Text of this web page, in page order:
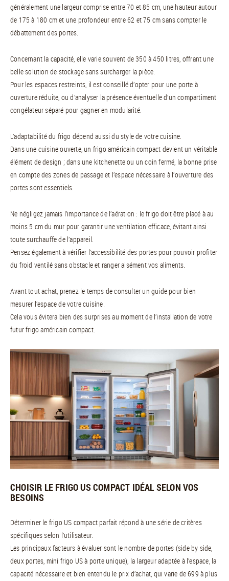
généralement une largeur comprise entre 70 et 85 cm, une hauteur autour
de 175 à 180 cm et une profondeur entre 62 et 75 cm sans compter le
débattement des portes.
Concernant la capacité, elle varie souvent de 350 à 450 litres, offrant une
belle solution de stockage sans surcharger la pièce.
Pour les espaces restreints, il est conseillé d’opter pour une porte à
ouverture réduite, ou d’analyser la présence éventuelle d’un compartiment
congélateur séparé pour gagner en modularité.
L’adaptabilité du frigo dépend aussi du style de votre cuisine.
Dans une cuisine ouverte, un frigo américain compact devient un véritable
élément de design ; dans une kitchenette ou un coin fermé, la bonne prise
en compte des zones de passage et l’espace nécessaire à l’ouverture des
portes sont essentiels.
Ne négligez jamais l’importance de l’aération : le frigo doit être placé à au
moins 5 cm du mur pour garantir une ventilation efficace, évitant ainsi
toute surchauffe de l’appareil.
Pensez également à vérifier l’accessibilité des portes pour pouvoir profiter
du froid ventilé sans obstacle et ranger aisément vos aliments.
Avant tout achat, prenez le temps de consulter un guide pour bien
mesurer l’espace de votre cuisine.
Cela vous évitera bien des surprises au moment de l’installation de votre
futur frigo américain compact.
CHOISIR LE FRIGO US COMPACT IDÉAL SELON VOS
BESOINS
Déterminer le frigo US compact parfait répond à une série de critères
spécifiques selon l’utilisateur.
Les principaux facteurs à évaluer sont le nombre de portes (side by side,
deux portes, mini frigo US à porte unique), la largeur adaptée à l’espace, la
capacité nécessaire et bien entendu le prix d’achat, qui varie de 699 à plus